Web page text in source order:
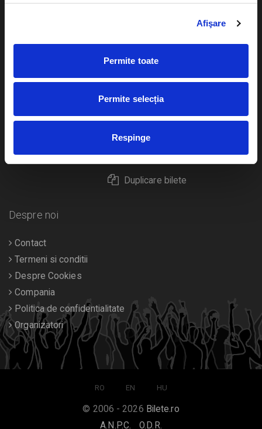
Afişare
Permite toate
Permite selecția
Respinge
Plata online sau cash
Livrare prin curier
Duplicare bilete
Concerte si
Sport
Despre noi
Contact
Termeni si conditii
Despre Cookies
Compania
Politica de confidentialitate
Organizatori
RO EN HU
© 2006 - 2026 Bilete.ro
A.N.P.C.
O.D.R.